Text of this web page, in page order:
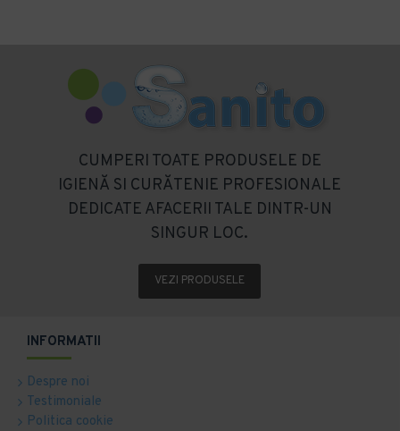
CUMPERI TOATE PRODUSELE DE
IGIENĂ SI CURĂTENIE PROFESIONALE
DEDICATE AFACERII TALE DINTR-UN
SINGUR LOC.
VEZI PRODUSELE
INFORMATII
Despre noi
Testimoniale
Politica cookie